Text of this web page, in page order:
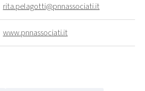
rita.pelagotti@pnnassociati.it
www.pnnassociati.it